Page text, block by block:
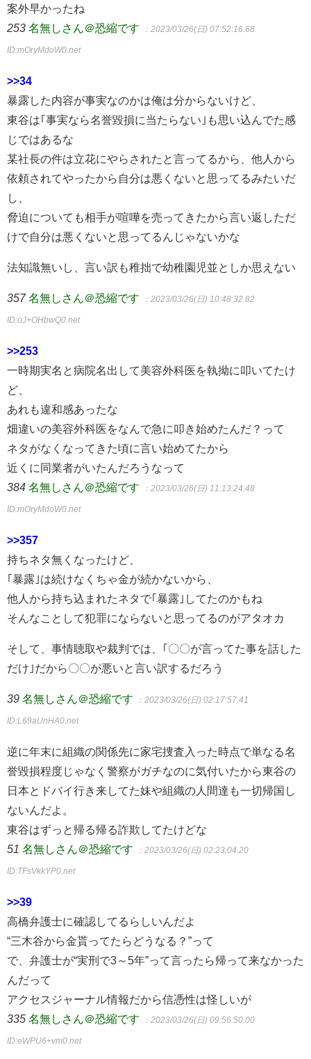
案外早かったね
253 名無しさん＠恐縮です ：2023/03/26(日) 07:52:16.68
ID:mOryMdoW0.net
>>34
暴露した内容が事実なのかは俺は分からないけど、
東谷は｢事実なら名誉毀損に当たらない｣も思い込んでた感
じではあるな
某社長の件は立花にやらされたと言ってるから、他人から
依頼されてやったから自分は悪くないと思ってるみたいだ
し、
脅迫についても相手が喧嘩を売ってきたから言い返しただ
けで自分は悪くないと思ってるんじゃないかな
法知識無いし、言い訳も稚拙で幼稚園児並としか思えない
357 名無しさん＠恐縮です ：2023/03/26(日) 10:48:32.82
ID:oJ+OHbwQ0.net
>>253
一時期実名と病院名出して美容外科医を執拗に叩いてたけ
ど、
あれも違和感あったな
畑違いの美容外科医をなんで急に叩き始めたんだ？って
ネタがなくなってきた頃に言い始めてたから
近くに同業者がいたんだろうなって
384 名無しさん＠恐縮です ：2023/03/26(日) 11:13:24.48
ID:mOryMdoW0.net
>>357
持ちネタ無くなったけど、
｢暴露｣は続けなくちゃ金が続かないから、
他人から持ち込まれたネタで｢暴露｣してたのかもね
そんなことして犯罪にならないと思ってるのがアタオカ
そして、事情聴取や裁判では、｢〇〇が言ってた事を話した
だけ｣だから〇〇が悪いと言い訳するだろう
39 名無しさん＠恐縮です ：2023/03/26(日) 02:17:57.41
ID:L69aUnHA0.net
逆に年末に組織の関係先に家宅捜査入った時点で単なる名
誉毀損程度じゃなく警察がガチなのに気付いたから東谷の
日本とドバイ行き来してた妹や組織の人間達も一切帰国し
ないんだよ。
東谷はずっと帰る帰る詐欺してたけどな
51 名無しさん＠恐縮です ：2023/03/26(日) 02:23:04.20
ID:TFsVkkYP0.net
>>39
高橋弁護士に確認してるらしいんだよ
“三木谷から金貰ってたらどうなる？”って
で、弁護士が“実刑で3～5年”って言ったら帰って来なかった
んだって
アクセスジャーナル情報だから信憑性は怪しいが
335 名無しさん＠恐縮です ：2023/03/26(日) 09:56:50.00
ID:eWPU6+vm0.net